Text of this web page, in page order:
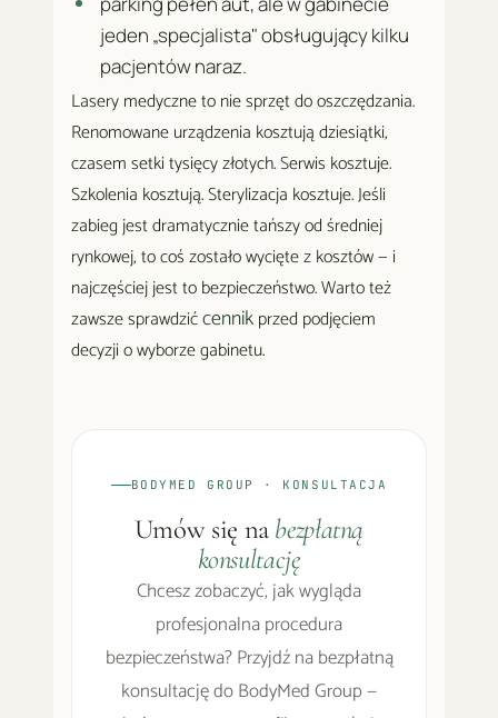
jeden „specjalista" obsługujący kilku
pacjentów naraz.
Lasery medyczne to nie sprzęt do oszczędzania.
Renomowane urządzenia kosztują dziesiątki,
czasem setki tysięcy złotych. Serwis kosztuje.
Szkolenia kosztują. Sterylizacja kosztuje. Jeśli
zabieg jest dramatycznie tańszy od średniej
rynkowej, to coś zostało wycięte z kosztów — i
najczęściej jest to bezpieczeństwo. Warto też
zawsze sprawdzićcennikprzed podjęciem
decyzji o wyborze gabinetu.
BODYMED GROUP · KONSULTACJA
Umów się na bezpłatną
konsultację
Chcesz zobaczyć, jak wygląda
profesjonalna procedura
bezpieczeństwa? Przyjdź na bezpłatną
konsultację do BodyMed Group —